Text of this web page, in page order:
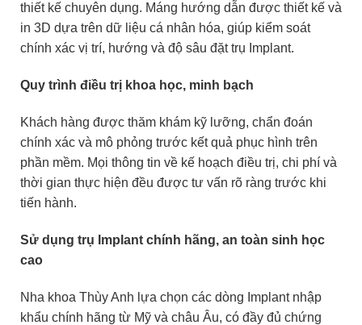
thiết kế chuyên dụng. Máng hướng dẫn được thiết kế và
in 3D dựa trên dữ liệu cá nhân hóa, giúp kiểm soát
chính xác vị trí, hướng và độ sâu đặt trụ Implant.
Quy trình điều trị khoa học, minh bạch
Khách hàng được thăm khám kỹ lưỡng, chẩn đoán
chính xác và mô phỏng trước kết quả phục hình trên
phần mềm. Mọi thông tin về kế hoạch điều trị, chi phí và
thời gian thực hiện đều được tư vấn rõ ràng trước khi
tiến hành.
Sử dụng trụ Implant chính hãng, an toàn sinh học
cao
Nha khoa Thùy Anh lựa chọn các dòng Implant nhập
khẩu chính hãng từ Mỹ và châu Âu, có đầy đủ chứng